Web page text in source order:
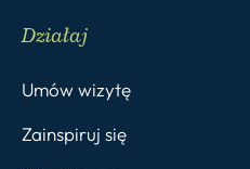
Działaj
Umów wizytę
Zainspiruj się